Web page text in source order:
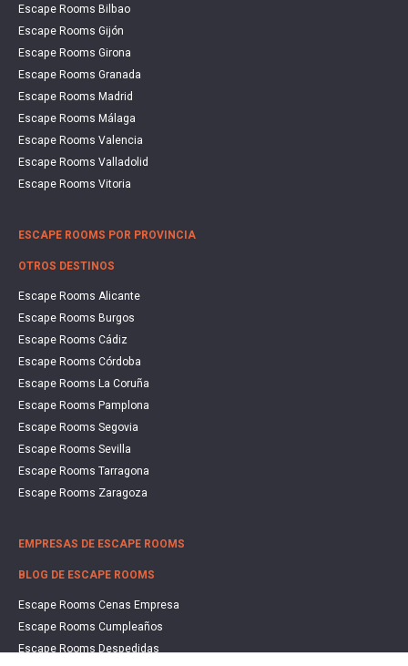
Escape Rooms Bilbao
Escape Rooms Gijón
Escape Rooms Girona
Escape Rooms Granada
Escape Rooms Madrid
Escape Rooms Málaga
Escape Rooms Valencia
Escape Rooms Valladolid
Escape Rooms Vitoria
ESCAPE ROOMS POR PROVINCIA
OTROS DESTINOS
Escape Rooms Alicante
Escape Rooms Burgos
Escape Rooms Cádiz
Escape Rooms Córdoba
Escape Rooms La Coruña
Escape Rooms Pamplona
Escape Rooms Segovia
Escape Rooms Sevilla
Escape Rooms Tarragona
Escape Rooms Zaragoza
EMPRESAS DE ESCAPE ROOMS
BLOG DE ESCAPE ROOMS
Escape Rooms Cenas Empresa
Escape Rooms Cumpleaños
Escape Rooms Despedidas